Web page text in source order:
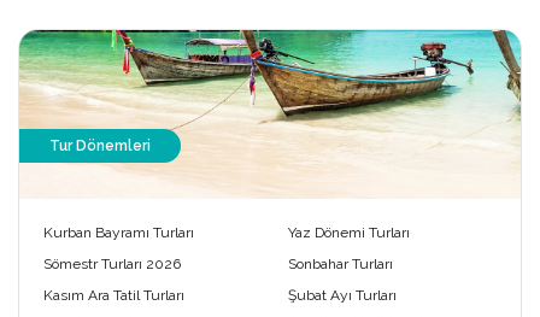
Tur Dönemleri
Kurban Bayramı Turları
Yaz Dönemi Turları
Sömestr Turları 2026
Sonbahar Turları
Kasım Ara Tatil Turları
Şubat Ayı Turları